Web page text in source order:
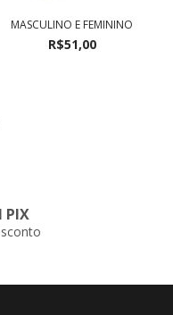
MASCULINO E FEMININO
R$51,00
PIX